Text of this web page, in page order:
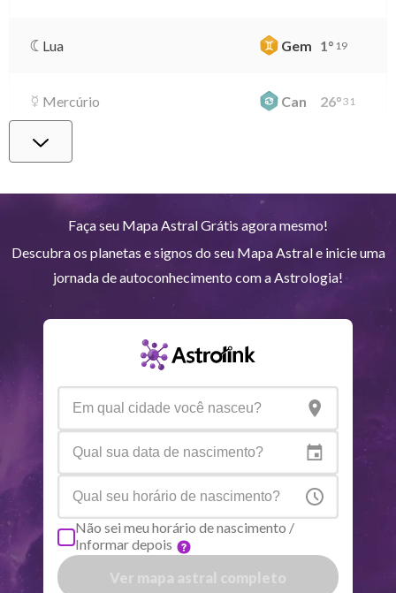
Lua Gem 1° 19
Mercúrio Can 26°31
Vênus
Saturno Ari 14° 38
Netuno Ari 4°10
Plutão Aqu 4
Quiron
Faça seu Mapa Astral Grátis agora mesmo!
Descubra os planetas e signos do seu Mapa Astral e inicie uma
jornada de autoconhecimento com a Astrologia!
Não sei meu horário de nascimento /
Informar depois